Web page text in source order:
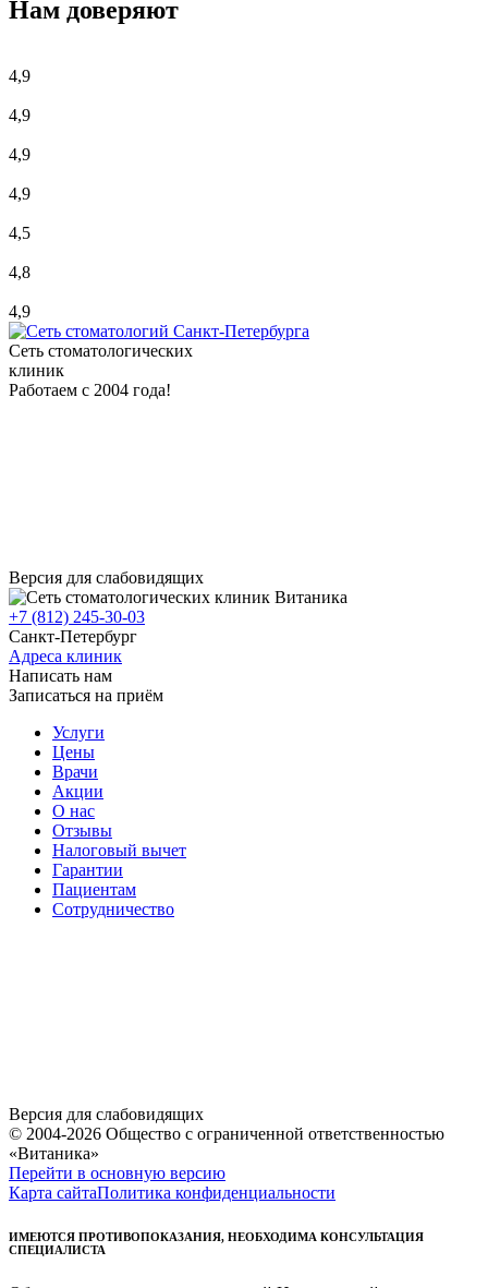
Нам доверяют
4,9
4,9
4,9
4,9
4,5
4,8
4,9
Сеть стоматологических
клиник
Работаем с 2004 года!
Версия для слабовидящих
+7 (812) 245-30-03
Санкт-Петербург
Адреса клиник
Написать нам
Записаться на приём
Услуги
Цены
Врачи
Акции
О нас
Отзывы
Налоговый вычет
Гарантии
Пациентам
Сотрудничество
Версия для слабовидящих
© 2004-2026 Общество с ограниченной ответственностью
«Витаника»
Перейти в основную версию
Карта сайтаПолитика конфиденциальности
ИМЕЮТСЯ ПРОТИВОПОКАЗАНИЯ, НЕОБХОДИМА КОНСУЛЬТАЦИЯ
СПЕЦИАЛИСТА